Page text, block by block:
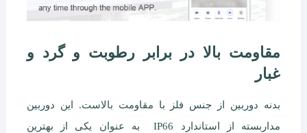
مقاومت بالا در برابر رطوبت و گرد و
غبار
بدنه دوربین از جنس فلز با مقاومت بالاست. این دوربین
مداربسته از استاندارد IP66 به عنوان یکی از بهترین